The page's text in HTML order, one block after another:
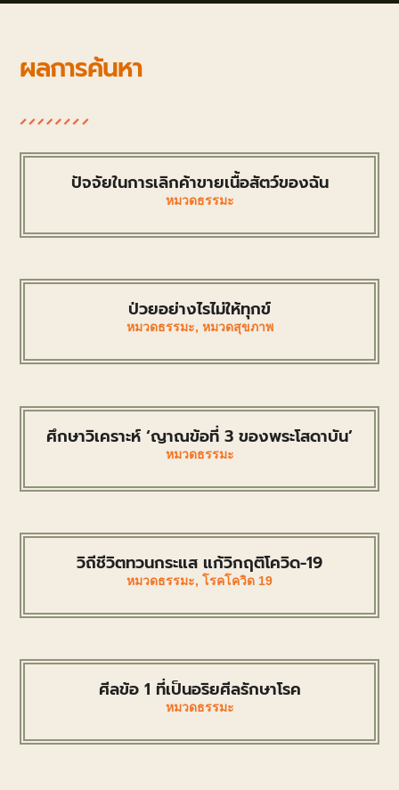
ผลการค้นหา
ปัจจัยในการเลิกค้าขายเนื้อสัตว์ของฉัน
หมวดธรรมะ
ป่วยอย่างไรไม่ให้ทุกข์
หมวดธรรมะ, หมวดสุขภาพ
ศึกษาวิเคราะห์ ‘ญาณข้อที่ 3 ของพระโสดาบัน’
หมวดธรรมะ
วิถีชีวิตทวนกระแส แก้วิกฤติโควิด-19
หมวดธรรมะ, โรคโควิด 19
ศีลข้อ 1 ที่เป็นอริยศีลรักษาโรค
หมวดธรรมะ